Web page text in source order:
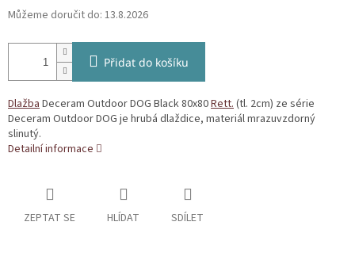
Můžeme doručit do: 13.8.2026
Přidat do košíku
DlažbaDeceram Outdoor DOG Black 80x80Rett.(tl. 2cm) ze série
Deceram Outdoor DOG je hrubá dlaždice, materiál mrazuvzdorný
slinutý.
Detailní informace
ZEPTAT SE HLÍDAT SDÍLET